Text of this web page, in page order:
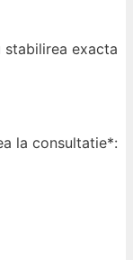
exacta
la consultatie*: